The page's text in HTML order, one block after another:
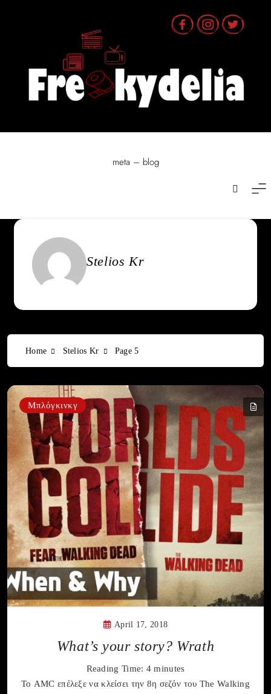
meta – blog
Stelios Kr
Home Stelios Kr Page 5
Μπλόγκινκγ
April 17, 2018
What’s your story? Wrath
Reading Time: 4 minutes
Το AMC επέλεξε να κλείσει την 8η σεζόν του The Walking